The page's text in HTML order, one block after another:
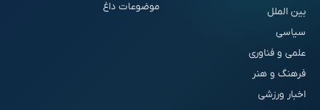
بین الملل
سیاسی
علمی و فناوری
فرهنگ و هنر
اخبار ورزشی
موضوعات داغ